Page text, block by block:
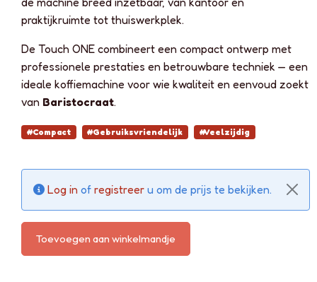
praktijkruimte tot thuiswerkplek.
De Touch ONE combineert een compact ontwerp met
professionele prestaties en betrouwbare techniek — een
ideale koffiemachine voor wie kwaliteit en eenvoud zoekt
van Baristocraat.
#Compact #Gebruiksvriendelijk #Veelzijdig
Log in of registreer u om de prijs te bekijken.
Toevoegen aan winkelmandje